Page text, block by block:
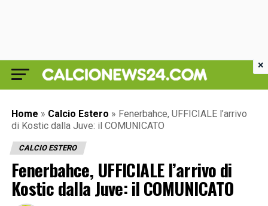
Home » Calcio Estero » Fenerbahce, UFFICIALE l’arrivo
di Kostic dalla Juve: il COMUNICATO
CALCIO ESTERO
Fenerbahce, UFFICIALE l’arrivo di
Kostic dalla Juve: il COMUNICATO
×